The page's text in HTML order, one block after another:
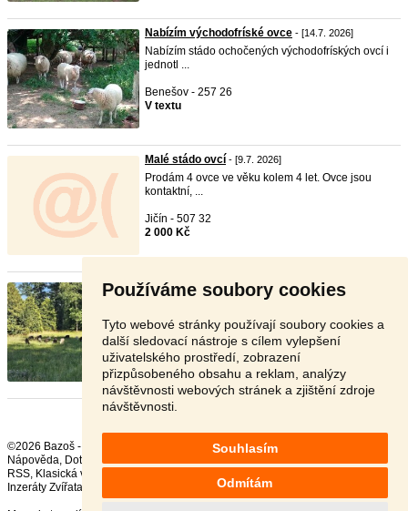
Používáme soubory cookies
Tyto webové stránky používají soubory cookies a
další sledovací nástroje s cílem vylepšení
uživatelského prostředí, zobrazení
přizpůsobeného obsahu a reklam, analýzy
návštěvnosti webových stránek a zjištění zdroje
návštěvnosti.
Souhlasím
Odmítám
Nabízím východofríské ovce - [14.7. 2026]
Nabízím stádo ochočených východofríských ovcí i
jednotl ...
Benešov - 257 26
V textu
Malé stádo ovcí - [9.7. 2026]
Prodám 4 ovce ve věku kolem 4 let. Ovce jsou
kontaktní, ...
Jičín - 507 32
2 000 Kč
Stádo ovcí - sleva při rychlém ...- [2.7. 2026]
8x jehň ...
Klatovy - 341 01
49 000 Kč
©2026 Bazoš -
Nápověda, Dotazy ,
,
RSS,
Inzeráty Zvířata celkem:
, za 24 hodin:2336